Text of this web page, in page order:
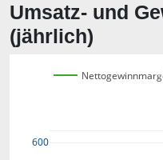
Umsatz- und
(jährlich)
600